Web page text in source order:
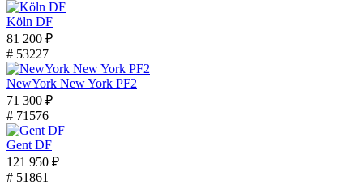
Köln DF
81 200 ₽
# 53227
NewYork New York PF2
71 300 ₽
# 71576
Gent DF
121 950 ₽
# 51861